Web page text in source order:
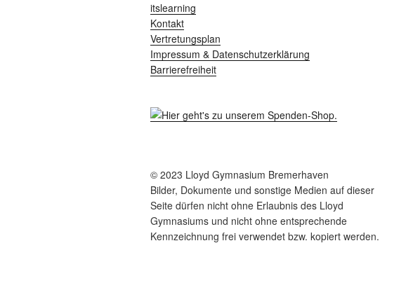
itslearning
Kontakt
Vertretungsplan
Impressum & Datenschutzerklärung
Barrierefreiheit
© 2023 Lloyd Gymnasium Bremerhaven
Bilder, Dokumente und sonstige Medien auf dieser
Seite dürfen nicht ohne Erlaubnis des Lloyd
Gymnasiums und nicht ohne entsprechende
Kennzeichnung frei verwendet bzw. kopiert werden.